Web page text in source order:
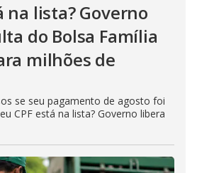
na lista? Governo
do Bolsa Família
milhões de
se seu pagamento de agosto foi
CPF está na lista? Governo libera